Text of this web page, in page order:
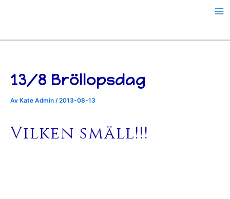
13/8 Bröllopsdag
Av Kate Admin /2013-08-13
Vilken smäll!!!